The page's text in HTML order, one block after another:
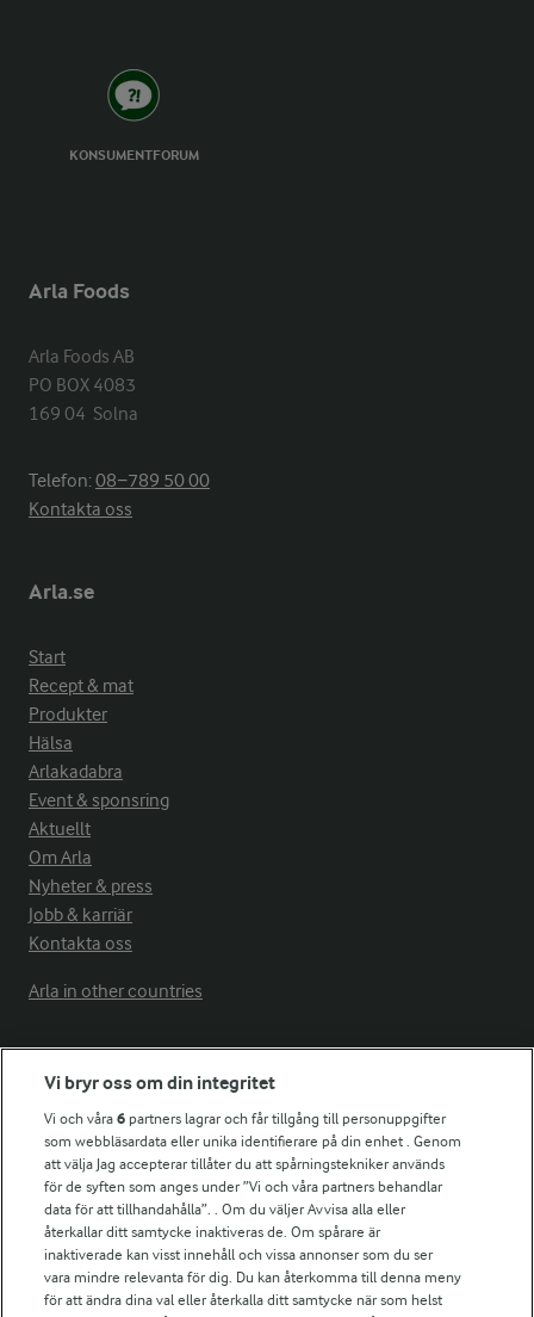
KONSUMENTFORUM
Arla Foods
Arla Foods AB
PO BOX 4083
169 04  Solna
Telefon:08−789 50 00
Kontakta oss
Arla.se
Start
Recept & mat
Produkter
Hälsa
Arlakadabra
Event & sponsring
Aktuellt
Om Arla
Nyheter & press
Jobb & karriär
Kontakta oss
Arla in other countries
Fler Arlasajter
För ägare
Arlas kundportal
Arla.com
Falbygdens Ost
Arla webbshop
Bildbank
Vi bryr oss om din integritet
Vi och våra6 partners lagrar och får tillgång till personuppgifter
som webbläsardata eller unika identifierare på din enhet . Genom
att välja Jag accepterar tillåter du att spårningstekniker används
för de syften som anges under ”Vi och våra partners behandlar
data för att tillhandahålla”. . Om du väljer Avvisa alla eller
återkallar ditt samtycke inaktiveras de. Om spårare är
inaktiverade kan visst innehåll och vissa annonser som du ser
vara mindre relevanta för dig. Du kan återkomma till denna meny
för att ändra dina val eller återkalla ditt samtycke när som helst